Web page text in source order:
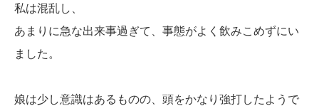
私は混乱し、
あまりに急な出来事過ぎて、事態がよく飲みこめずにい
ました。
娘は少し意識はあるものの、頭をかなり強打したようで